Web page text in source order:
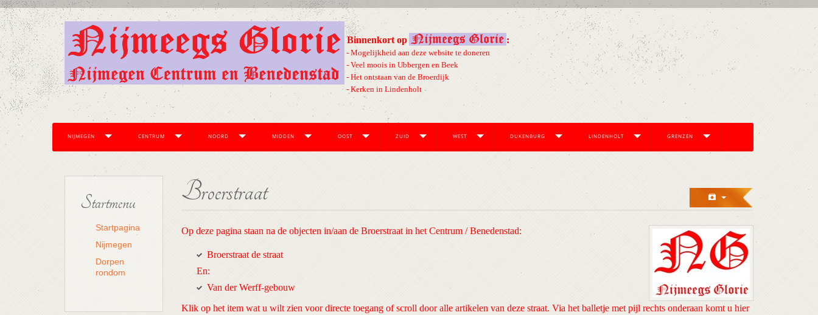
Binnenkort op :
- Mogelijkheid aan deze website te doneren
- Veel moois in Ubbergen en Beek
- Het ontstaan van de Broerdijk
- Kerken in Lindenholt
NIJMEGEN CENTRUM NOORD MIDDEN OOST ZUID WEST DUKENBURG LINDENHOLT GRENZEN
Startmenu
Startpagina
Nijmegen
Dorpen
rondom
Broerstraat
Op deze pagina staan na de objecten in/aan de Broerstraat in het Centrum / Benedenstad:
Broerstraat de straat
En:
Van der Werff-gebouw
Klik op het item wat u wilt zien voor directe toegang of scroll door alle artikelen van deze straat. Via het balletje met pijl rechts onderaan komt u hier